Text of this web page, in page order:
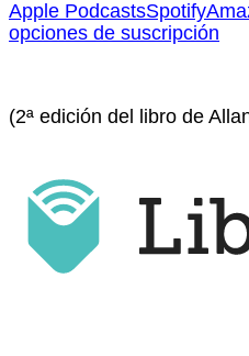
Apple PodcastsSpotify
opciones de suscripción
(2ª edición del libro de